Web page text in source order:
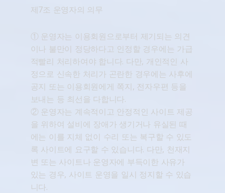
제7조 운영자의 의무
① 운영자는 이용회원으로부터 제기되는 의견
이나 불만이 정당하다고 인정할 경우에는 가급
적빨리 처리하여야 합니다. 다만, 개인적인 사
정으로 신속한 처리가 곤란한 경우에는 사후에
공지 또는 이용회원에게 쪽지, 전자우편 등을
보내는 등 최선을 다합니다.
② 운영자는 계속적이고 안정적인 사이트 제공
을 위하여 설비에 장애가 생기거나 유실된 때
에는 이를 지체 없이 수리 또는 복구할 수 있도
록 사이트에 요구할 수 있습니다. 다만, 천재지
변 또는 사이트나 운영자에 부득이한 사유가
있는 경우, 사이트 운영을 일시 정지할 수 있습
니다.